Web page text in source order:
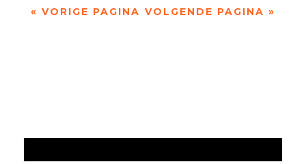
« VORIGE PAGINA VOLGENDE PAGINA »